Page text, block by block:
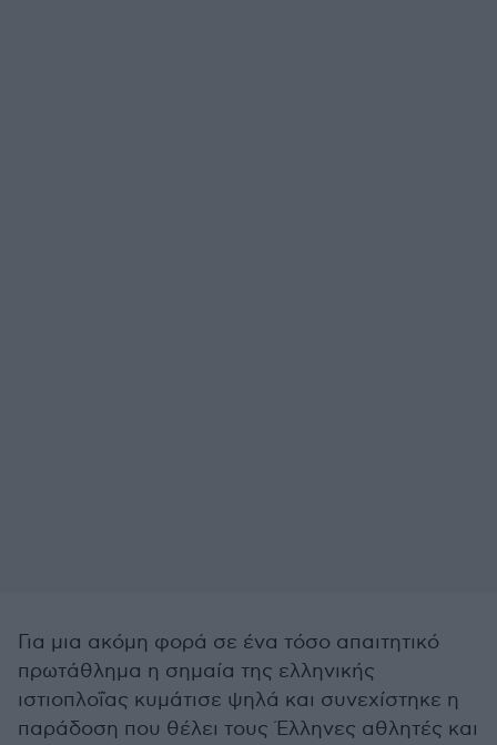
Για μια ακόμη φορά σε ένα τόσο απαιτητικό
πρωτάθλημα η σημαία της ελληνικής
ιστιοπλοΐας κυμάτισε ψηλά και συνεχίστηκε η
παράδοση που θέλει τους Έλληνες αθλητές και